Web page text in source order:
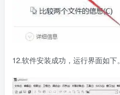
12.软件安装成功，运行界面如下。